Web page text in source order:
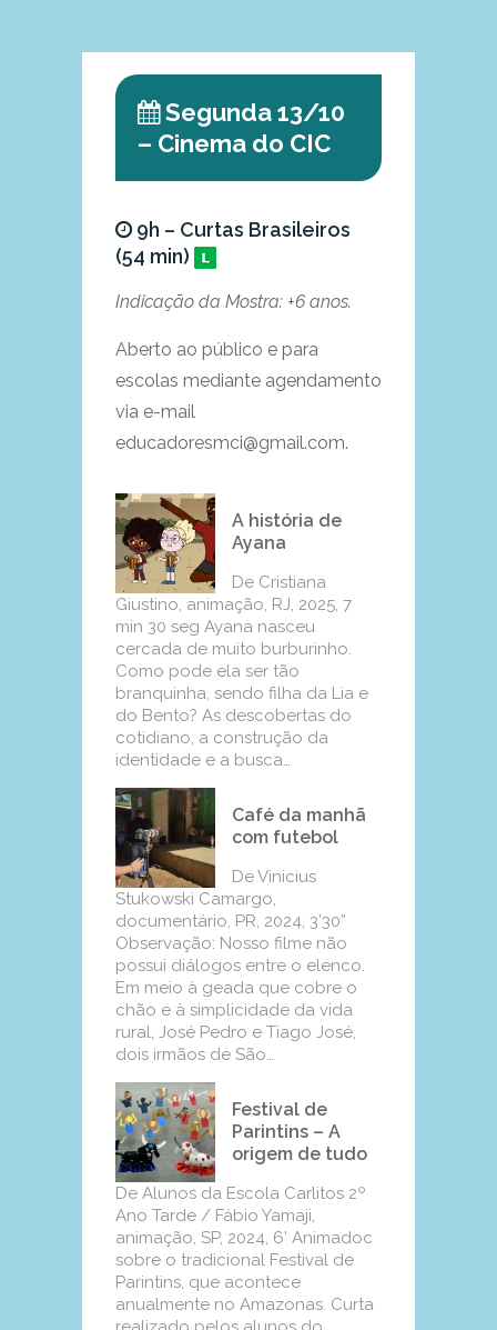
Segunda 13/10
– Cinema do CIC
9h – Curtas Brasileiros
(54 min)
Indicação da Mostra: +6 anos.
Aberto ao público e para
escolas mediante agendamento
via e-mail
educadoresmci@gmail.com.
A história de
Ayana
De Cristiana
Giustino, animação, RJ, 2025, 7
min 30 seg Ayana nasceu
cercada de muito burburinho.
Como pode ela ser tão
branquinha, sendo filha da Lia e
do Bento? As descobertas do
cotidiano, a construção da
identidade e a busca…
Café da manhã
com futebol
De Vinicius
Stukowski Camargo,
documentário, PR, 2024, 3’30”
Observação: Nosso filme não
possui diálogos entre o elenco.
Em meio à geada que cobre o
chão e à simplicidade da vida
rural, José Pedro e Tiago José,
dois irmãos de São…
Festival de
Parintins – A
origem de tudo
De Alunos da Escola Carlitos 2º
Ano Tarde / Fábio Yamaji,
animação, SP, 2024, 6’ Animadoc
sobre o tradicional Festival de
Parintins, que acontece
anualmente no Amazonas. Curta